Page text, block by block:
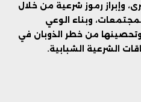
وإبراز رموز شرعية من خلال
وبناء الوعي
وتحصينها من خطر الذوبان في
الشرعية الشبابية.